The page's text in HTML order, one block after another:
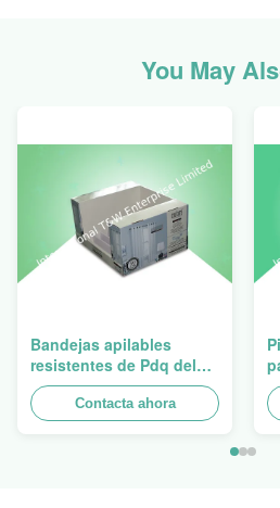
You May
Bandejas apilables
resistentes de Pdq del
diseño de Costco a
vender la cortina, carga
100kgs
Contacta ahora